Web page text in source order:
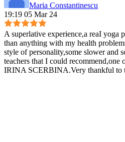
Maria Constantinescu
19:19 05 Mar 24
A superlative experience,a reaI yoga
than anything with my health
style of personality,some slower and
teachers that I could recommend,one
IRINA SCERBINA.Very thankful to